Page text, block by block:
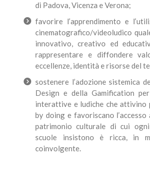
di Padova, Vicenza e Verona;
favorire l’apprendimento e
cinematografico/videoludico
innovativo, creativo ed
rappresentare e diffondere
eccellenze, identità e risorse del
sostenere l’adozione sistemica
Design e della Gamification
interattive e ludiche che attivino
by doing e favoriscano l’accesso
patrimonio culturale di cui
scuole insistono è ricca, in
coinvolgente.